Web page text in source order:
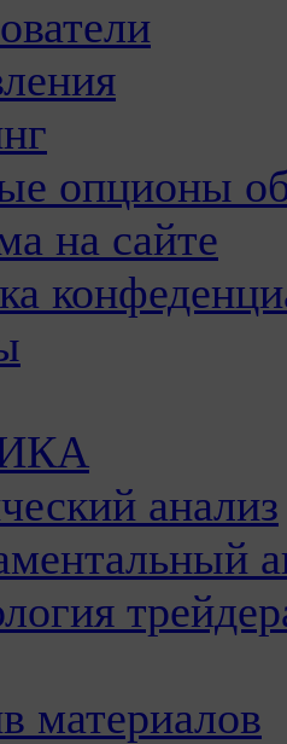
опционы
на сайте
анализ
материалов